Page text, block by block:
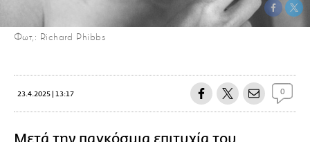
Φωτ,: Richard Phibbs
23.4.2025 | 13:17 0
Μετά την παγκόσμια επιτυχία του